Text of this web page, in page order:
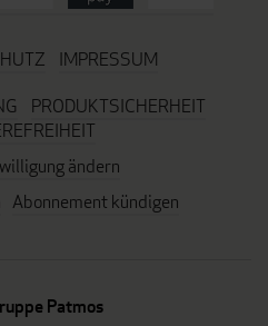
IMPRESSUM
PRODUKTSICHERHEIT
ändern
Abonnement kündigen
Patmos